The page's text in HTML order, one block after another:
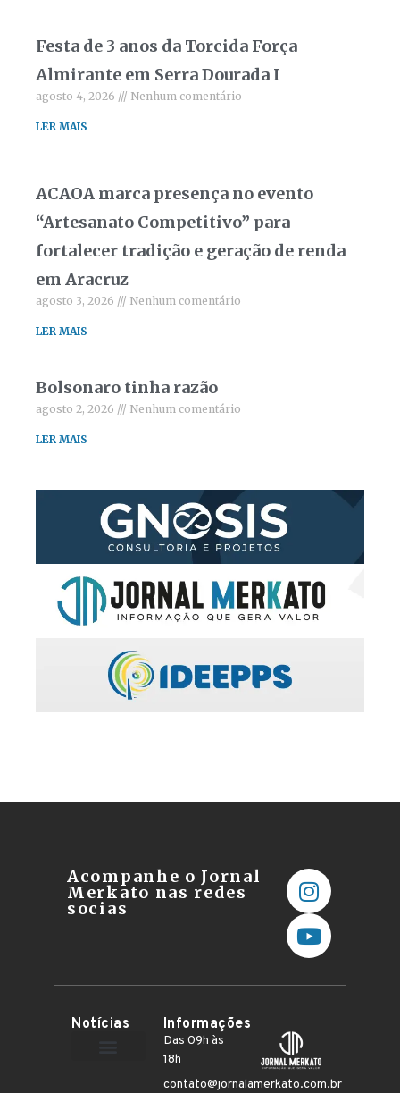
Festa de 3 anos da Torcida Força
Almirante em Serra Dourada I
agosto 4, 2026 Nenhum comentário
LER MAIS
ACAOA marca presença no evento
“Artesanato Competitivo” para
fortalecer tradição e geração de renda
em Aracruz
agosto 3, 2026 Nenhum comentário
LER MAIS
Bolsonaro tinha razão
agosto 2, 2026 Nenhum comentário
LER MAIS
Acompanhe o Jornal
Merkato nas redes
socias
Notícias Informações
Das 09h às
18h
contato@jornalamerkato.com.br